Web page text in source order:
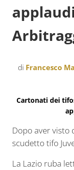
di Francesco
Cartonati dei
Dopo aver visto
scudetto tifo
La Lazio ruba